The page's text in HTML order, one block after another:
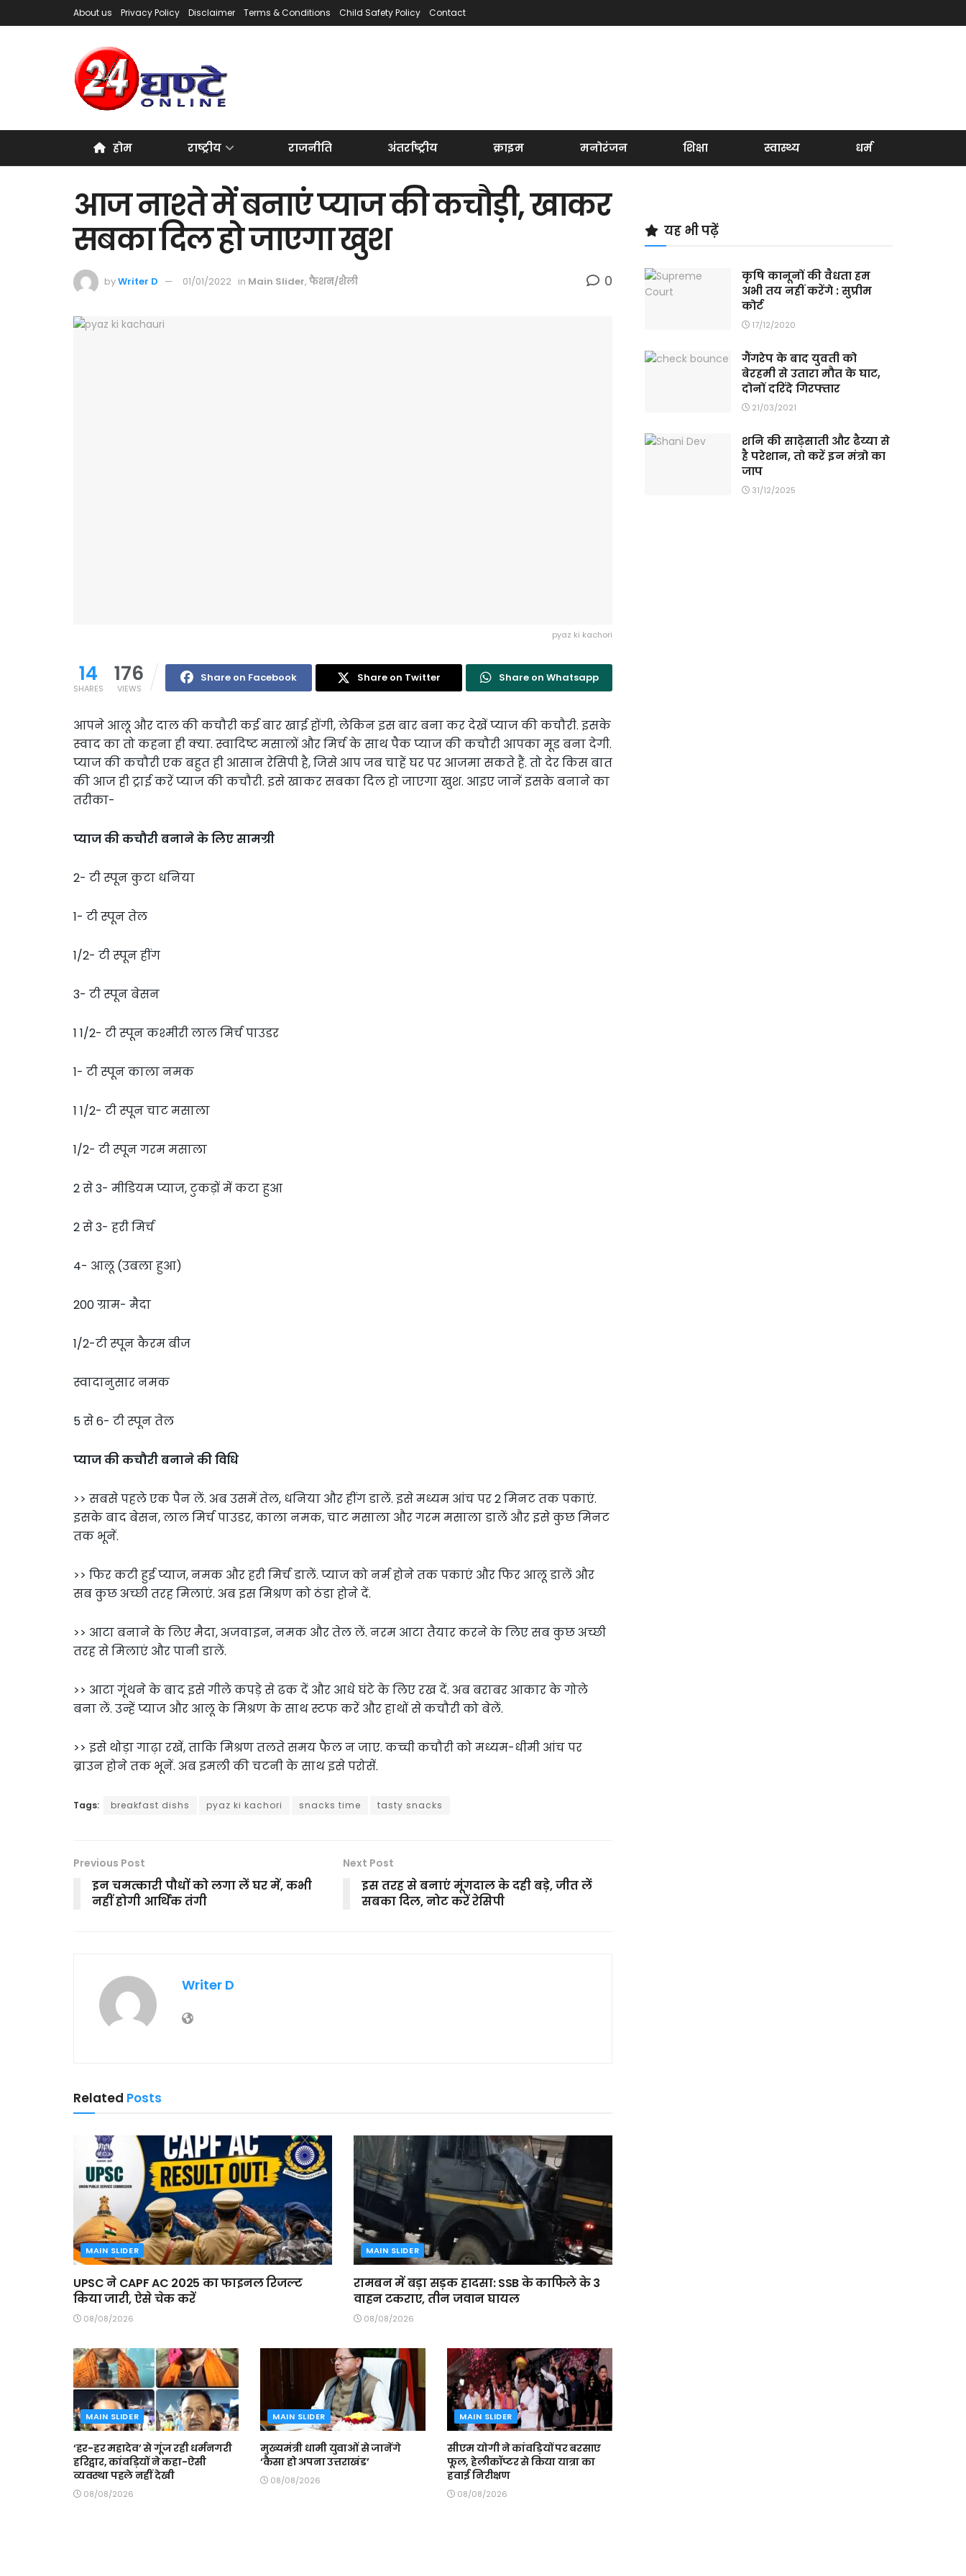
About us Privacy Policy Disclaimer Terms & Conditions Child Safety Policy Contact
होम राष्ट्रीय राजनीति अंतर्राष्ट्रीय क्राइम मनोरंजन शिक्षा स्वास्थ्य धर्म
आज नाश्ते में बनाएं प्याज की कचौड़ी, खाकर
सबका दिल हो जाएगा खुश
byWriter D 01/01/2022 in Main Slider, फैशन/शैली 0
pyaz ki kachori
14
SHARES
176
VIEWS
Share on Facebook Share on Twitter Share on Whatsapp
आपने आलू और दाल की कचौरी कई बार खाई होंगी, लेकिन इस बार बना कर देखें प्याज की कचौरी. इसके
स्‍वाद का तो कहना ही क्‍या. स्वादिष्ट मसालों और मिर्च के साथ पैक प्याज की कचौरी आपका मूड बना देगी.
प्याज की कचौरी एक बहुत ही आसान रेसिपी है, जिसे आप जब चाहें घर पर आजमा सकते हैं. तो देर किस बात
की आज ही ट्राई करें प्याज की कचौरी. इसे खाकर सबका दिल हो जाएगा खुश. आइए जानें इसके बनाने का
तरीका-
प्याज की कचौरी बनाने के लिए सामग्री
2- टी स्पून कुटा धनिया
1- टी स्पून तेल
1/2- टी स्पून हींग
3- टी स्पून बेसन
1 1/2- टी स्पून कश्मीरी लाल मिर्च पाउडर
1- टी स्पून काला नमक
1 1/2- टी स्पून चाट मसाला
1/2- टी स्पून गरम मसाला
2 से 3- मीडियम प्याज, टुकड़ों में कटा हुआ
2 से 3- हरी मिर्च
4- आलू (उबला हुआ)
200 ग्राम- मैदा
1/2-टी स्पून कैरम बीज
स्वादानुसार नमक
5 से 6- टी स्पून तेल
प्याज की कचौरी बनाने की वि​धि
>> सबसे पहले एक पैन लें. अब उसमें तेल, धनिया और हींग डालें. इसे मध्यम आंच पर 2 मिनट तक पकाएं.
इसके बाद बेसन, लाल मिर्च पाउडर, काला नमक, चाट मसाला और गरम मसाला डालें और इसे कुछ मिनट
तक भूनें.
>> फिर कटी हुई प्याज, नमक और हरी मिर्च डालें. प्याज को नर्म होने तक पकाएं और फिर आलू डालें और
सब कुछ अच्छी तरह मिलाएं. अब इस मिश्रण को ठंडा होने दें.
>> आटा बनाने के लिए मैदा, अजवाइन, नमक और तेल लें. नरम आटा तैयार करने के लिए सब कुछ अच्छी
तरह से मिलाएं और पानी डालें.
>> आटा गूंथने के बाद इसे गीले कपड़े से ढक दें और आधे घंटे के लिए रख दें. अब बराबर आकार के गोले
बना लें. उन्हें प्याज और आलू के मिश्रण के साथ स्टफ करें और हाथों से कचौरी को बेलें.
>> इसे थोड़ा गाढ़ा रखें, ताकि मिश्रण तलते समय फैल न जाए. कच्ची कचौरी को मध्यम-धीमी आंच पर
ब्राउन होने तक भूनें. अब इमली की चटनी के साथ इसे परोसें.
Tags: breakfast dishs pyaz ki kachori snacks time tasty snacks
Previous Post
इन चमत्कारी पौधों को लगा लें घर में, कभी
नहीं होगी आर्थिक तंगी
Next Post
इस तरह से बनाएं मूंगदाल के दही बड़े, जीत लें
सबका दिल, नोट करें रेसिपी
Writer D
Related Posts
MAIN SLIDER
UPSC ने CAPF AC 2025 का फाइनल रिजल्ट
किया जारी, ऐसे चेक करें
08/08/2026
MAIN SLIDER
रामबन में बड़ा सड़क हादसा: SSB के काफिले के 3
वाहन टकराए, तीन जवान घायल
08/08/2026
MAIN SLIDER
‘हर-हर महादेव’ से गूंज रही धर्मनगरी
हरिद्वार, कांवड़ियों ने कहा-ऐसी
व्यवस्था पहले नहीं देखी
08/08/2026
MAIN SLIDER
मुख्यमंत्री धामी युवाओं से जानेंगे
‘कैसा हो अपना उत्तराखंड’
08/08/2026
MAIN SLIDER
सीएम योगी ने कांवड़ियों पर बरसाए
फूल, हेलीकॉप्टर से किया यात्रा का
हवाई निरीक्षण
08/08/2026
यह भी पढ़ें
कृषि कानूनों की वैधता हम
अभी तय नहीं करेंगे : सुप्रीम
कोर्ट
17/12/2020
गैंगरेप के बाद युवती को
बेरहमी से उतारा मौत के घाट,
दोनों दरिंदे गिरफ्तार
21/03/2021
शनि की साढ़ेसाती और ढैय्या से
है परेशान, तो करें इन मंत्रो का
जाप
31/12/2025